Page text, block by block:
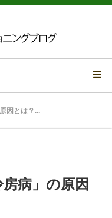
因とは？...
病」の原因